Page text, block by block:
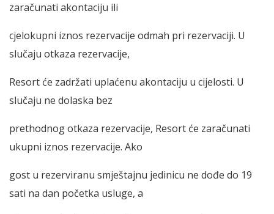
zaračunati akontaciju ili
cjelokupni iznos rezervacije odmah pri rezervaciji. U
slučaju otkaza rezervacije,
Resort će zadržati uplaćenu akontaciju u cijelosti. U
slučaju ne dolaska bez
prethodnog otkaza rezervacije, Resort će zaračunati
ukupni iznos rezervacije. Ako
gost u rezerviranu smještajnu jedinicu ne dođe do 19
sati na dan početka usluge, a